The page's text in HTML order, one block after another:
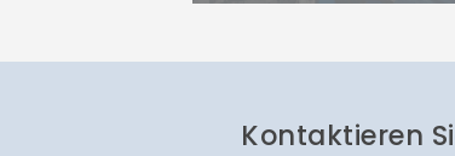
Kontaktieren